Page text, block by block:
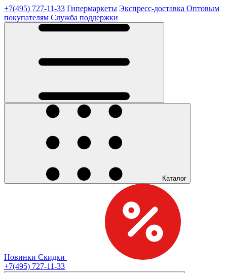
+7(495) 727-11-33 Гипермаркеты Экспресс-доставка Оптовым
покупателям Служба поддержки
Каталог
Новинки Скидки
+7(495) 727-11-33